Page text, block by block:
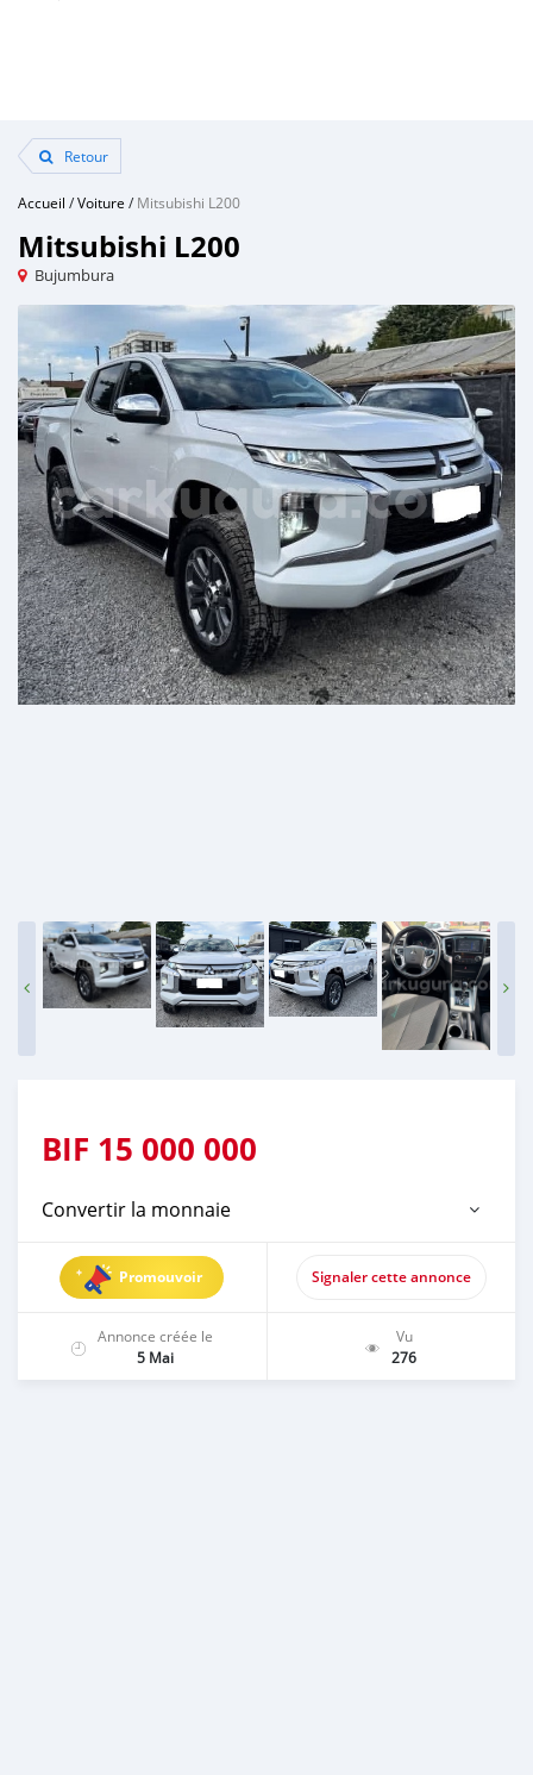
Retour
Accueil /Voiture /Mitsubishi L200
Mitsubishi L200
Bujumbura
BIF 15 000 000
Convertir la monnaie
Promouvoir Signaler cette annonce
Annonce créée le
5 Mai
Vu
276